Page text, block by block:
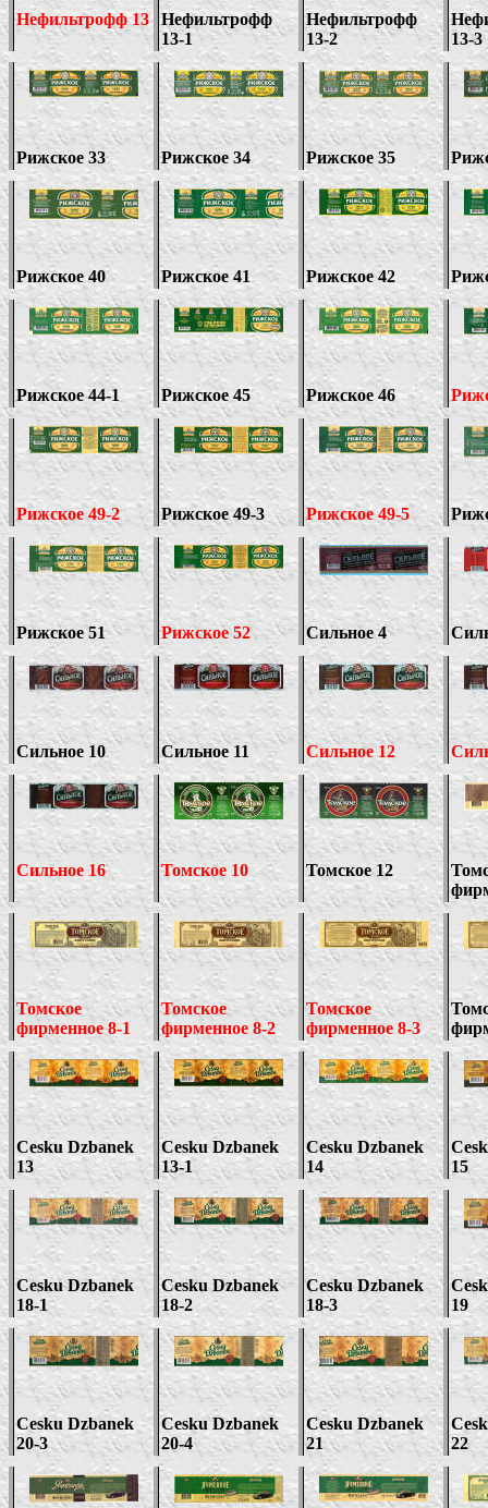
Нефильтрофф 13
Нефильтрофф
13-1
Нефильтрофф
13-2
13-3
Рижское 33 Рижское 34 Рижское 35
Рижское 40 Рижское 41 Рижское 42
Рижское44-1 Рижское 45 Рижское 46
Рижское49-2 Рижское49-3 Рижское49-5
Рижское51 Рижское52 Сильное 4
Сильное 10 Сильное 11 Сильное12
Сильное 16 Томское 10 Томское 12
Томское
фирменное8-1
Томское
фирменное 8-2
Томское
фирменное 8-3
Cesku Dzbanek
13
Cesku Dzbanek
13-1
Cesku Dzbanek
14
15
Cesku Dzbanek
18-1
Cesku Dzbanek
18-2
Cesku Dzbanek
18-3
19
Cesku Dzbanek
20-3
Cesku Dzbanek
20-4
Cesku Dzbanek
21
22